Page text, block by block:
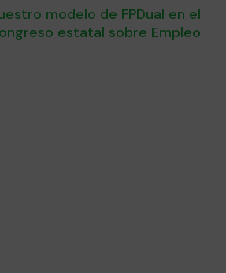
modelo de FPDual en el
estatal sobre Empleo